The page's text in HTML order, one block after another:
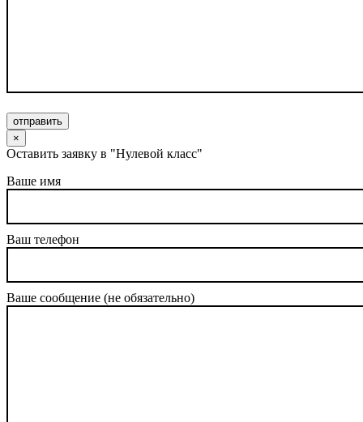
отправить
×
Оставить заявку в "Нулевой класс"
Ваше имя
Ваш телефон
Ваше сообщение (не обязательно)